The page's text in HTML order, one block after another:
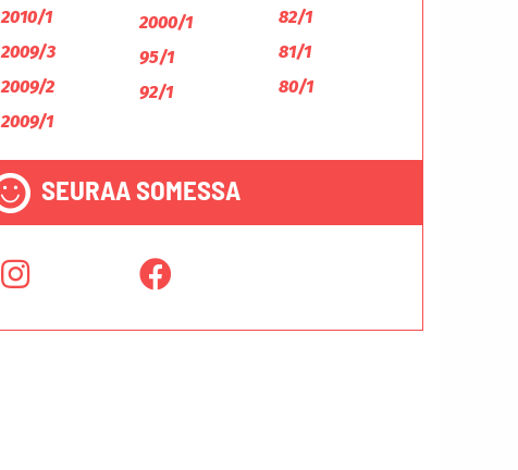
2010/1
2009/3
2009/2
2009/1
2000/1
95/1
92/1
82/1
81/1
80/1
SEURAA SOMESSA